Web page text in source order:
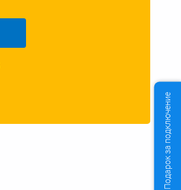
Подарок за подключение